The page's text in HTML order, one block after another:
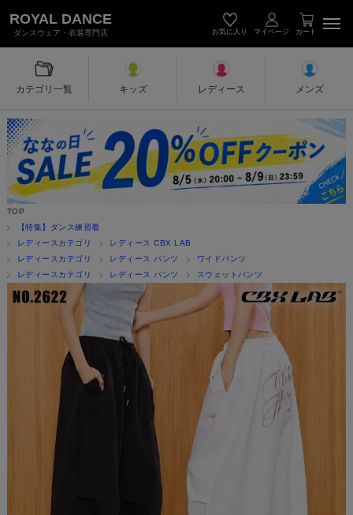
ROYAL DANCE キッズダンス衣装・レディース＆メ
ダンスウェア・衣装専門店 お気に入り マイページ カート
カテゴリ一覧 キッズ レディース メンズ
TOP
【特集】ダンス練習着
レディースカテゴリ
レディース CBX LAB
レディースカテゴリ
レディース パンツ
ワイドパンツ
レディースカテゴリ
レディース パンツ スウェットパンツ